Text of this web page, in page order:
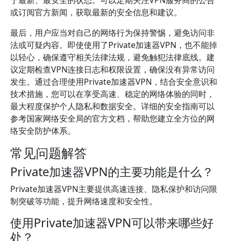
或订阅官方新闻，获取最新的安全信息和建议。
最后，用户应当对自己的网络行为保持警惕，避免访问非
法或可疑内容。即使使用了Private加速器VPN，也不能掉
以轻心，确保遵守相关法律法规，避免触犯法律底线。建
议定期检查VPN连接日志和权限设置，确保没有异常访问
发生。通过合理使用Private加速器VPN，结合安全意识和
技术措施，您可以在享受高速、稳定的网络体验的同时，
最大程度保护个人隐私和数据安全。详细的安全指南可以
参考国家网络安全局的官方文档，帮助您建立全方位的网
络安全防护体系。
常见问题解答
Private加速器VPN的主要功能是什么？
Private加速器VPN主要提供高速连接、隐私保护和访问限
制突破等功能，提升网络速度和安全性。
使用Private加速器VPN可以带来哪些好
处？